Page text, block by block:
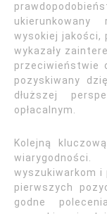
wysokiej jakości,
wykazały
przeciwieństwie
pozyskiwany
dłuższej
opłacalnym.
Kolejną
wyszukiwarkom
pierwszych
godne